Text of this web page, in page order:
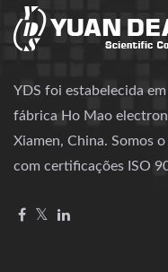
YDS foi estabelecida
fábrica Ho Mao
Xiamen, China. Somos
com certificações ISO